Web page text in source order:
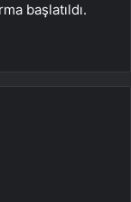
başlatıldı.